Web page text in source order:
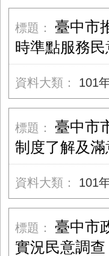
臺中市
時準點服務
101
臺中市
制度了解及
101
臺中市
實況民意調查